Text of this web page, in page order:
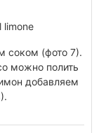
соком (фото 7).
можно полить
добавляем